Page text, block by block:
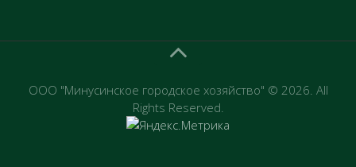
ООО "Минусинское городское хозяйство" © 2026. All
Rights Reserved.